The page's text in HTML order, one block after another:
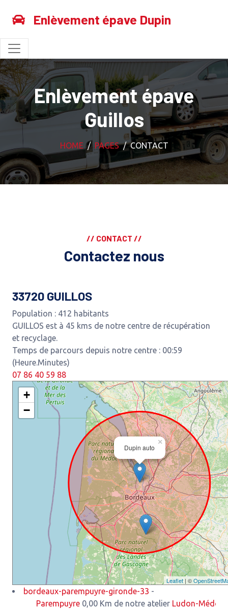
Enlèvement épave Dupin
Enlèvement épave
Guillos
HOME PAGES CONTACT
// CONTACT //
Contactez nous
33720 GUILLOS
Population : 412 habitants
GUILLOS est à 45 kms de notre centre de récupération
et recyclage.
Temps de parcours depuis notre centre : 00:59
(Heure.Minutes)
07 86 40 59 88
Dupin auto
×
+
−
Leaflet | ©
bordeaux-parempuyre-gironde-33 -
Parempuyre0,00 Km de notre atelierLudon-Médoc3,93